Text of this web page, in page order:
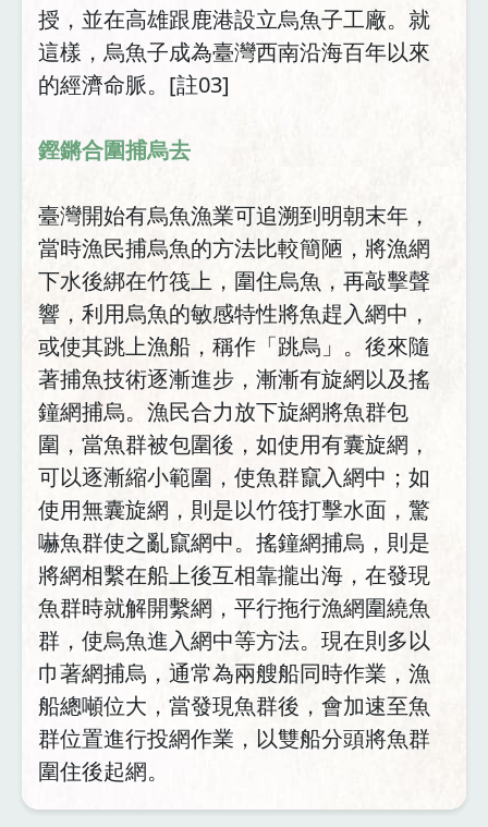
授，並在高雄跟鹿港設立烏魚子工廠。就
這樣，烏魚子成為臺灣西南沿海百年以來
的經濟命脈。[註03]
鏗鏘合圍捕烏去
臺灣開始有烏魚漁業可追溯到明朝末年，
當時漁民捕烏魚的方法比較簡陋，將漁網
下水後綁在竹筏上，圍住烏魚，再敲擊聲
響，利用烏魚的敏感特性將魚趕入網中，
或使其跳上漁船，稱作「跳烏」。後來隨
著捕魚技術逐漸進步，漸漸有旋網以及搖
鐘網捕烏。漁民合力放下旋網將魚群包
圍，當魚群被包圍後，如使用有囊旋網，
可以逐漸縮小範圍，使魚群竄入網中；如
使用無囊旋網，則是以竹筏打擊水面，驚
嚇魚群使之亂竄網中。搖鐘網捕烏，則是
將網相繫在船上後互相靠攏出海，在發現
魚群時就解開繫網，平行拖行漁網圍繞魚
群，使烏魚進入網中等方法。現在則多以
巾著網捕烏，通常為兩艘船同時作業，漁
船總噸位大，當發現魚群後，會加速至魚
群位置進行投網作業，以雙船分頭將魚群
圍住後起網。